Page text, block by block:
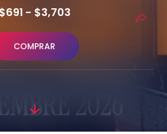
$691 - $3,703
COMPRAR